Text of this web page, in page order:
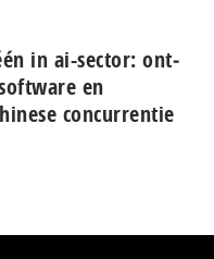
in ai-sector: ont­
en
con­cur­ren­tie